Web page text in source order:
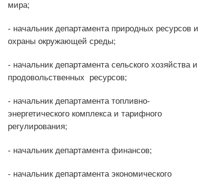
мира;
- начальник департамента природных ресурсов и
охраны окружающей среды;
- начальник департамента сельского хозяйства и
продовольственных ресурсов;
- начальник департамента топливно-
энергетического комплекса и тарифного
регулирования;
- начальник департамента финансов;
- начальник департамента экономического